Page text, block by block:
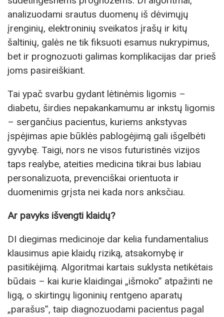
analizuodami srautus duomenų iš dėvimųjų
įrenginių, elektroninių sveikatos įrašų ir kitų
šaltinių, galės ne tik fiksuoti esamus nukrypimus,
bet ir prognozuoti galimas komplikacijas dar prieš
joms pasireiškiant.
Tai ypač svarbu gydant lėtinėmis ligomis –
diabetu, širdies nepakankamumu ar inkstų ligomis
– sergančius pacientus, kuriems ankstyvas
įspėjimas apie būklės pablogėjimą gali išgelbėti
gyvybę. Taigi, nors ne visos futuristinės vizijos
taps realybe, ateities medicina tikrai bus labiau
personalizuota, prevenciškai orientuota ir
duomenimis grįsta nei kada nors anksčiau.
Ar pavyks išvengti klaidų?
DI diegimas medicinoje dar kelia fundamentalius
klausimus apie klaidų riziką, atsakomybę ir
pasitikėjimą. Algoritmai kartais suklysta netikėtais
būdais – kai kurie klaidingai „išmoko” atpažinti ne
ligą, o skirtingų ligoninių rentgeno aparatų
„parašus”, taip diagnozuodami pacientus pagal